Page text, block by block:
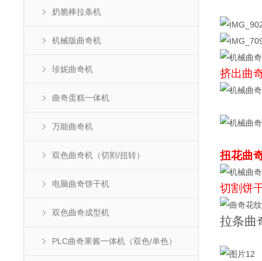
奶脆棒拉条机
机械版曲奇机
珍妮曲奇机
曲奇蛋糕一体机
万能曲奇机
双色曲奇机（切割/扭转）
电脑曲奇饼干机
双色曲奇成型机
PLC曲奇果酱一体机（双色/单色）
挤出曲
扭花曲
切割饼
拉条曲